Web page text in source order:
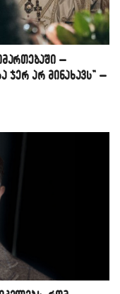
–
ჯერ არ მინახავს” –